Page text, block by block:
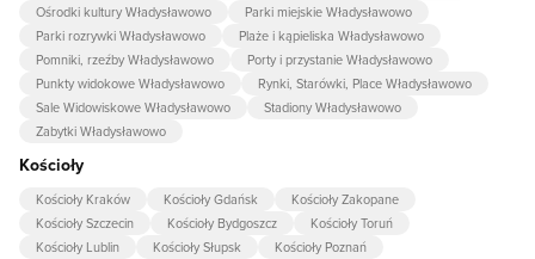
Ośrodki kultury Władysławowo
Parki miejskie Władysławowo
Parki rozrywki Władysławowo
Plaże i kąpieliska Władysławowo
Pomniki, rzeźby Władysławowo
Porty i przystanie Władysławowo
Punkty widokowe Władysławowo
Rynki, Starówki, Place Władysławowo
Sale Widowiskowe Władysławowo
Stadiony Władysławowo
Zabytki Władysławowo
Kościoły
Kościoły Kraków Kościoły Gdańsk
Kościoły Zakopane
Kościoły Szczecin
Kościoły Bydgoszcz
Kościoły Toruń
Kościoły Lublin
Kościoły Słupsk
Kościoły Poznań